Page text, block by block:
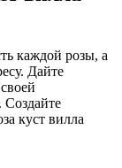
каждой розы, а
Дайте
Создайте
куст вилла